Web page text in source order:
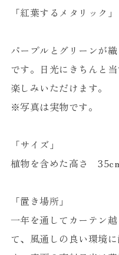
「紅葉するメタリック」
パープルとグリーンが
です。日光にきちんと
楽しみいただけます。
※写真は実物です。
「サイズ」
植物を含めた高さ
「置き場所」
一年を通してカーテン
て、風通しの良い環境